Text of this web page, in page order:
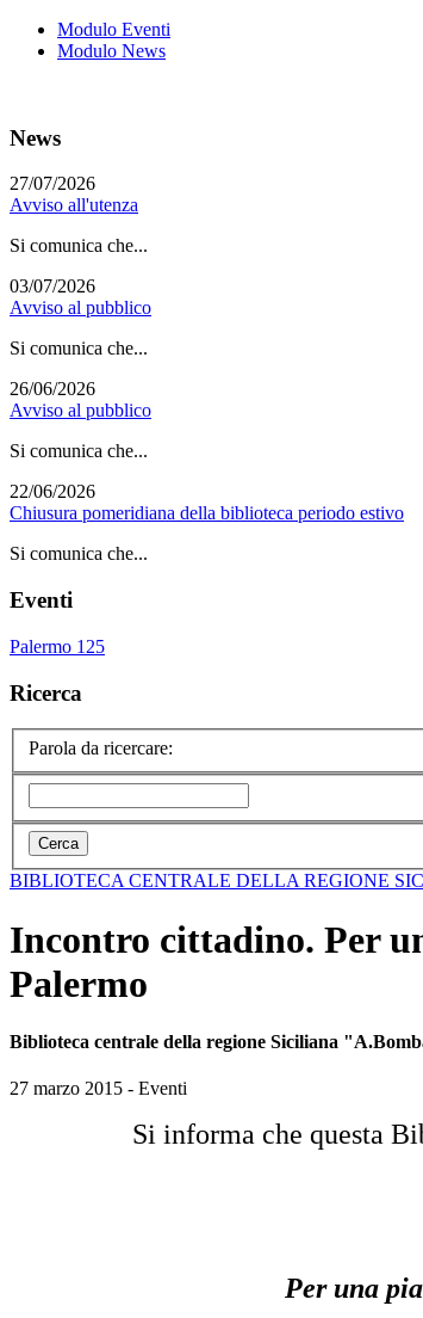
Modulo Eventi
Modulo News
News
27/07/2026
Avviso all'utenza
Si comunica che...
03/07/2026
Avviso al pubblico
Si comunica che...
26/06/2026
Avviso al pubblico
Si comunica che...
22/06/2026
Chiusura pomeridiana della biblioteca periodo estivo
Si comunica che...
Eventi
Palermo 125
Ricerca
Parola da ricercare:
BIBLIOTECA CENTRALE DELLA REGIONE
Incontro cittadino. Per
Palermo
Biblioteca centrale della regione Siciliana
27 marzo 2015 - Eventi
Si informa che questa
Per una